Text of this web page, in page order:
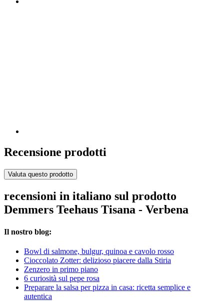
Recensione prodotti
Valuta questo prodotto
recensioni in italiano sul prodotto
Demmers Teehaus Tisana - Verbena
Il nostro blog:
Bowl di salmone, bulgur, quinoa e cavolo rosso
Cioccolato Zotter: delizioso piacere dalla Stiria
Zenzero in primo piano
6 curiosità sul pepe rosa
Preparare la salsa per pizza in casa: ricetta semplice e
autentica